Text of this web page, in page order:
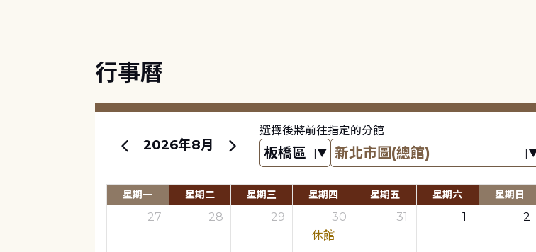
行事曆
2026年8月
選擇後將前往指定的分館
星期一 星期二 星期三 星期四 星期五 星期六 星期日
27 28 29
30
休館
31 1 2